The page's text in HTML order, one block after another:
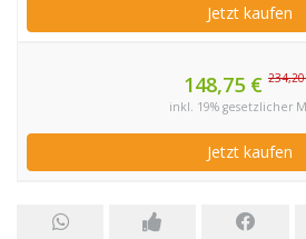
Jetzt kaufen
148,75 €
inkl. 19% gesetzlicher
Jetzt kaufen